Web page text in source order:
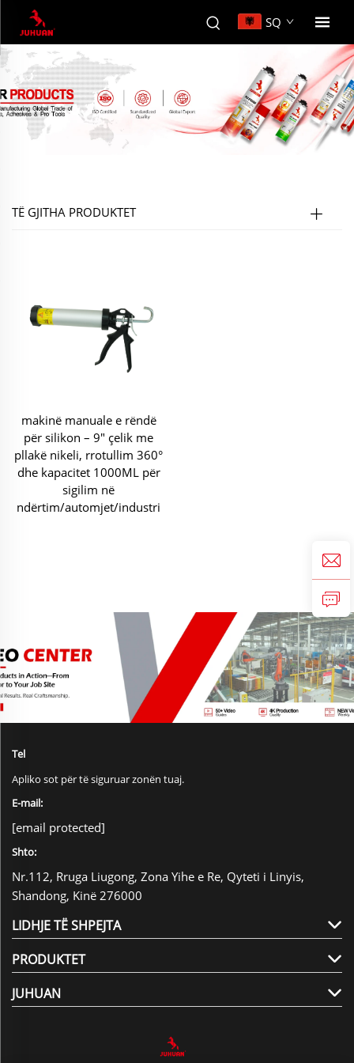
SQ
TË GJITHA PRODUKTET
makinë manuale e rëndë
për silikon – 9" çelik me
pllakë nikeli, rrotullim 360°
dhe kapacitet 1000ML për
sigilim në
ndërtim/automjet/industri
Tel
Apliko sot për të siguruar zonën tuaj.
E-mail:
[email protected]
Shto:
Nr.112, Rruga Liugong, Zona Yihe e Re, Qyteti i Linyis,
Shandong, Kinë 276000
LIDHJE TË SHPEJTA
PRODUKTET
JUHUAN